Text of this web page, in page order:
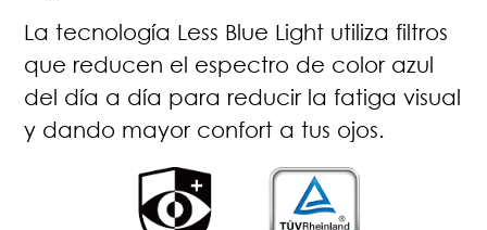
La tecnología Less Blue Light utiliza filtros
que reducen el espectro de color azul
del día a día para reducir la fatiga visual
y dando mayor confort a tus ojos.